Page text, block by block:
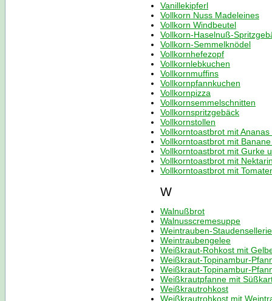
Vanillekipferl
Vollkorn Nuss Madeleines
Vollkorn Windbeutel
Vollkorn-Haselnuß-
Vollkorn-Semmelknödel
Vollkornhefezopf
Vollkornlebkuchen
Vollkornmuffins
Vollkornpfannkuchen
Vollkornpizza
Vollkornsemmelschnitten
Vollkornspritzgebäck
Vollkornstollen
Vollkorntoastbrot mit
Vollkorntoastbrot mit
Vollkorntoastbrot mit Gurke
Vollkorntoastbrot mit
Vollkorntoastbrot mit
W
Walnußbrot
Walnusscremesuppe
Weintrauben-
Weintraubengelee
Weißkraut-Rohkost mit
Weißkraut-Topinambur-
Weißkraut-Topinambur-
Weißkrautpfanne mit
Weißkrautrohkost
Weißkrautrohkost mit